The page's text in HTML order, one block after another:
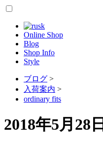
Online Shop
Blog
Shop Info
Style
ブログ >
入荷案内 >
ordinary fits
2018年5月28日